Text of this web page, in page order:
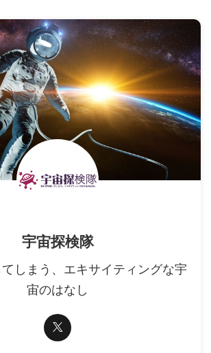
宇宙探検隊
しまう、エキサイティングな宇
宙のはなし